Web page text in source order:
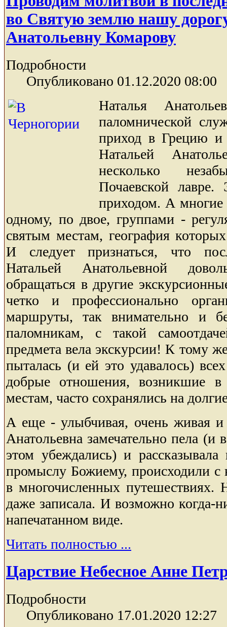
во Святую землю нашу
Анатольевну Комарову
Подробности
Опубликовано 01.12.2020 08:00
Наталья
паломнической
приход в Грецию
Натальей
несколько
Почаевской
приходом. А
одному, по двое, группами -
святым местам, география
И следует признаться, что
Натальей Анатольевной
обращаться в другие
четко и профессионально
маршруты, так внимательно и
паломникам, с такой
предмета вела экскурсии! К тому
пыталась (и ей это удавалось)
добрые отношения, возникшие
местам, часто сохранялись на
А еще - улыбчивая, очень живая и
Анатольевна замечательно пела (и
этом убеждались) и
промыслу Божиему, происходили с
в многочисленных путешествиях.
даже записала. И возможно
напечатанном виде.
Читать полностью ...
Царствие Небесное Анне
Подробности
Опубликовано 17.01.2020 12:27